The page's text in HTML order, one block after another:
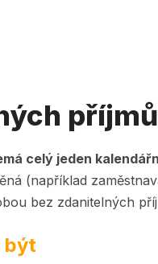
příjmů
celý jeden
(například
bez zdanitelných
být